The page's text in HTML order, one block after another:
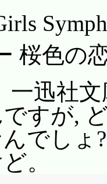
桜色の
一迅社
すが,
でしょ
。